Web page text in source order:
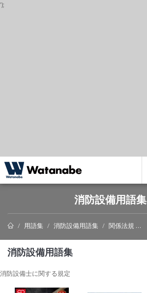
');
消防設備用語集
用語集 消防設備用語集 関係法規
消防設備用語集
消防設備士に関する規定